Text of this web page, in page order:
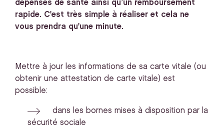
dépenses de santé ainsi qu’un remboursement
rapide. C'est très simple à réaliser et cela ne
vous prendra qu'une minute.
Mettre à jour les informations de sa carte vitale (ou
obtenir une attestation de carte vitale) est
possible:
dans les bornes mises à disposition par la
sécurité sociale